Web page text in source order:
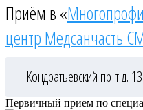
Приём в «
центр Медсанчасть
Кондратьевский пр-т д. 13
Первичный прием по